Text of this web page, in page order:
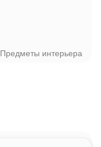
Предметы интерьера